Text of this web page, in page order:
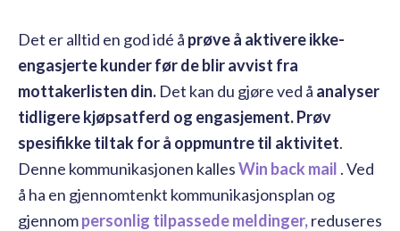
Det er alltid en god idé å prøve å aktivere ikke-
engasjerte kunder før de blir avvist fra
mottakerlisten din. Det kan du gjøre ved å analyser
tidligere kjøpsatferd og engasjement. Prøv
spesifikke tiltak for å oppmuntre til aktivitet.
Denne kommunikasjonen kallesWin back mail . Ved
å ha en gjennomtenkt kommunikasjonsplan og
gjennompersonlig tilpassede meldinger,reduseres